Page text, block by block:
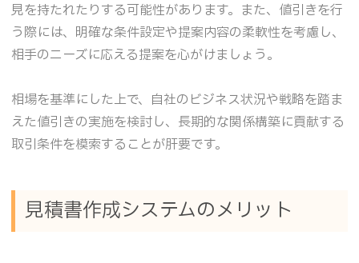
見を持たれたりする可能性があります。また、値引きを行
う際には、明確な条件設定や提案内容の柔軟性を考慮し、
相手のニーズに応える提案を心がけましょう。
相場を基準にした上で、自社のビジネス状況や戦略を踏ま
えた値引きの実施を検討し、長期的な関係構築に貢献する
取引条件を模索することが肝要です。
見積書作成システムのメリット